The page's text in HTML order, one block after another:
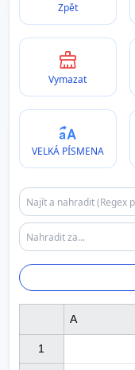
Zpět
Vymazat
VELKÁ PÍSMENA
1
A